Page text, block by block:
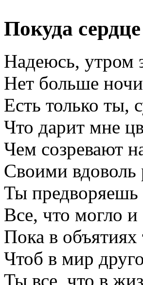
Покуда
Надеюсь, утром
Нет больше
Есть только ты,
Что дарит мне
Чем созревают
Своими вдоволь
Ты
Все, что могло и
Пока в
Чтоб в мир
Ты все, что в